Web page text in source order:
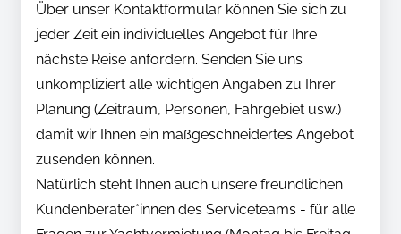
Über unser Kontaktformular können Sie sich zu
jeder Zeit ein individuelles Angebot für Ihre
nächste Reise anfordern. Senden Sie uns
unkompliziert alle wichtigen Angaben zu Ihrer
Planung (Zeitraum, Personen, Fahrgebiet usw.)
damit wir Ihnen ein maßgeschneidertes Angebot
zusenden können.
Natürlich steht Ihnen auch unsere freundlichen
Kundenberater*innen des Serviceteams - für alle